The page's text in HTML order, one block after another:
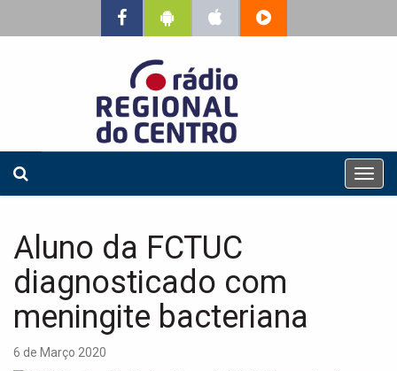
T
o
Aluno da FCTUC
diagnosticado com
meningite bacteriana
6 de Março 2020